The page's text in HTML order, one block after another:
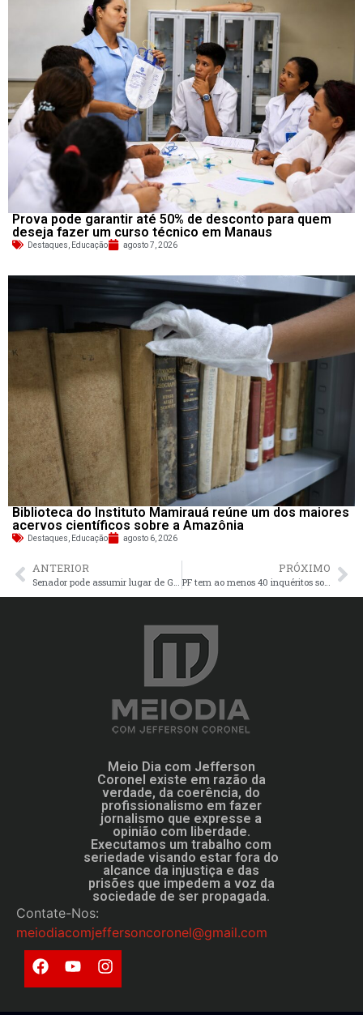
Prova pode garantir até 50% de desconto para quem
deseja fazer um curso técnico em Manaus
Destaques Educação agosto 7, 2026
Biblioteca do Instituto Mamirauá reúne um dos maiores
acervos científicos sobre a Amazônia
Destaques Educação agosto 6, 2026
ANTERIOR PRÓXIMO
PF tem ao menos 40 inquéritos sobre desvio de emendas
Meio Dia com Jefferson
Coronel existe em razão da
verdade, da coerência, do
profissionalismo em fazer
jornalismo que expresse a
opinião com liberdade.
Executamos um trabalho com
seriedade visando estar fora do
alcance da injustiça e das
prisões que impedem a voz da
sociedade de ser propagada.
Contate-Nos:
meiodiacomjeffersoncoronel@gmail.com